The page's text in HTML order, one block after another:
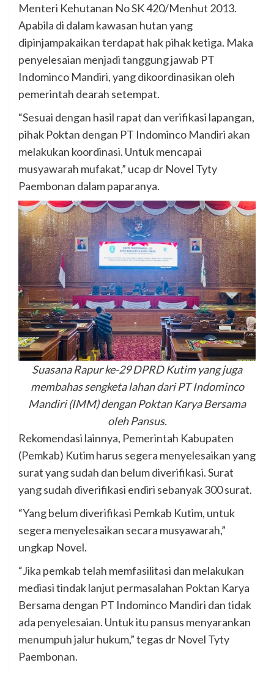
Menteri Kehutanan No SK 420/Menhut 2013.
Apabila di dalam kawasan hutan yang
dipinjampakaikan terdapat hak pihak ketiga. Maka
penyelesaian menjadi tanggung jawab PT
Indominco Mandiri, yang dikoordinasikan oleh
pemerintah dearah setempat.
“Sesuai dengan hasil rapat dan verifikasi lapangan,
pihak Poktan dengan PT Indominco Mandiri akan
melakukan koordinasi. Untuk mencapai
musyawarah mufakat,” ucap dr Novel Tyty
Paembonan dalam paparanya.
Suasana Rapur ke-29 DPRD Kutim yang juga
membahas sengketa lahan dari PT Indominco
Mandiri (IMM) dengan Poktan Karya Bersama
oleh Pansus.
Rekomendasi lainnya, Pemerintah Kabupaten
(Pemkab) Kutim harus segera menyelesaikan yang
surat yang sudah dan belum diverifikasi. Surat
yang sudah diverifikasi endiri sebanyak 300 surat.
“Yang belum diverifikasi Pemkab Kutim, untuk
segera menyelesaikan secara musyawarah,”
ungkap Novel.
“Jika pemkab telah memfasilitasi dan melakukan
mediasi tindak lanjut permasalahan Poktan Karya
Bersama dengan PT Indominco Mandiri dan tidak
ada penyelesaian. Untuk itu pansus menyarankan
menumpuh jalur hukum,” tegas dr Novel Tyty
Paembonan.